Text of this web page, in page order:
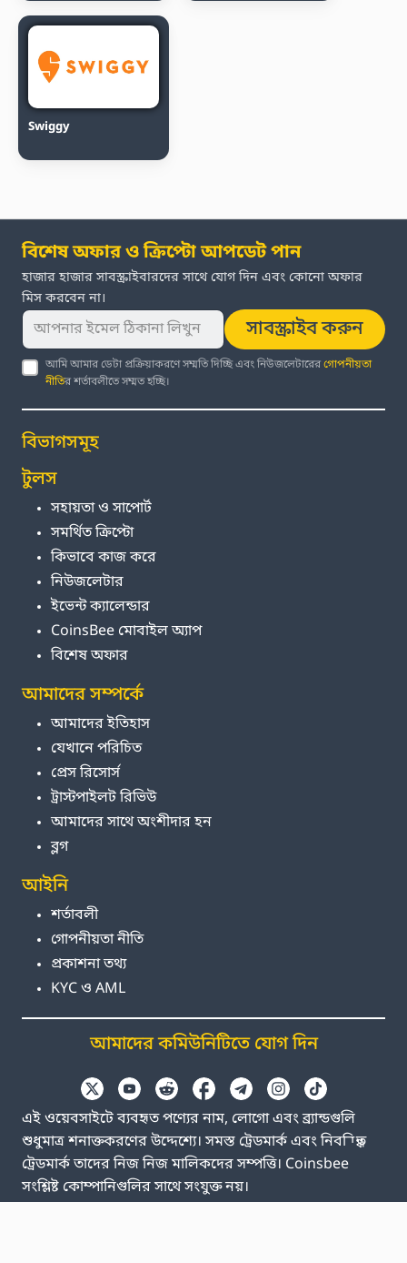
Swiggy
বিশেষ অফার ও ক্রিপ্টো আপডেট পান
হাজার হাজার সাবস্ক্রাইবারদের সাথে যোগ দিন এবং কোনো অফার
মিস করবেন না।
সাবস্ক্রাইব করুন
আমি আমার ডেটা প্রক্রিয়াকরণে সম্মতি দিচ্ছি এবং নিউজলেটারেরগোপনীয়তা
নীতির শর্তাবলীতে সম্মত হচ্ছি।
বিভাগসমূহ
টুলস
সহায়তা ও সাপোর্ট
সমর্থিত ক্রিপ্টো
কিভাবে কাজ করে
নিউজলেটার
ইভেন্ট ক্যালেন্ডার
CoinsBee মোবাইল অ্যাপ
বিশেষ অফার
আমাদের সম্পর্কে
আমাদের ইতিহাস
যেখানে পরিচিত
প্রেস রিসোর্স
ট্রাস্টপাইলট রিভিউ
আমাদের সাথে অংশীদার হন
ব্লগ
আইনি
শর্তাবলী
গোপনীয়তা নীতি
প্রকাশনা তথ্য
KYC ও AML
আমাদের কমিউনিটিতে যোগ দিন
এই ওয়েবসাইটে ব্যবহৃত পণ্যের নাম, লোগো এবং ব্র্যান্ডগুলি
শুধুমাত্র শনাক্তকরণের উদ্দেশ্যে। সমস্ত ট্রেডমার্ক এবং নিবন্ধিত
ট্রেডমার্ক তাদের নিজ নিজ মালিকদের সম্পত্তি। Coinsbee
সংশ্লিষ্ট কোম্পানিগুলির সাথে সংযুক্ত নয়।